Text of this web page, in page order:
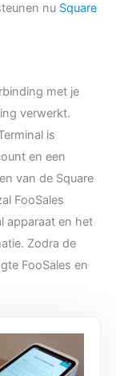
nu Square
met je
verwerkt.
is
en een
van de Square
FooSales
apparaat en het
Zodra de
FooSales en